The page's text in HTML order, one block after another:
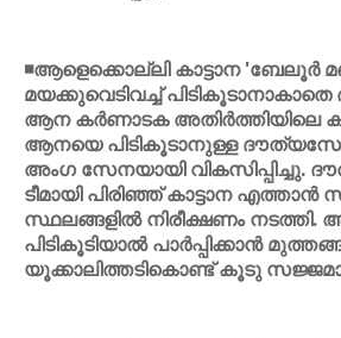
◾ആളെക്കൊല്ലി കാട്ടാന 'ബേലൂര്‍
മയക്കുവെടിവച്ച്
ആന കര്‍ണാടക അതിര്‍ത്തിയിലെ
ആനയെ പിടികൂടാനുള്ള
അംഗ സേനയായി വികസിപ്പിച്ചു.
ടീമായി പിരിഞ്ഞ് കാട്ടാന
സ്ഥലങ്ങളില്‍ നിരീക്ഷണം
പിടികൂടിയാല്‍ പാര്‍പ്പിക്കാന്‍
യൂക്കാലിത്തടികൊണ്ട് കൂടു